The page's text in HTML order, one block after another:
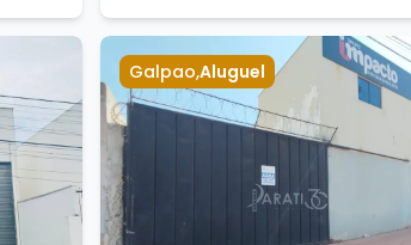
Galpao,Aluguel